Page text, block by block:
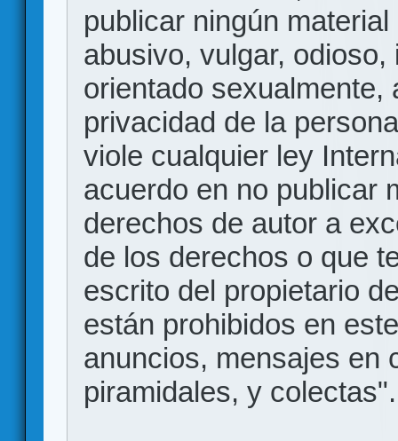
publicar ningún
abusivo, vulgar,
orientado sexualmente,
privacidad de la
viole cualquier ley
acuerdo en no publicar
derechos de autor a
de los derechos o que
escrito del propietario
están prohibidos en
anuncios, mensajes en
piramidales, y colectas".